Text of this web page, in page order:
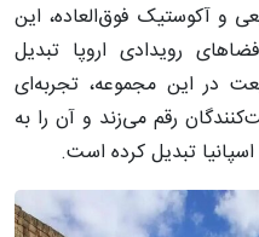
و آکوستیک فوق‌العاده، این
رویدادی اروپا تبدیل
در این مجموعه، تجربه‌ای
رقم می‌زند و آن را به
تبدیل کرده است.